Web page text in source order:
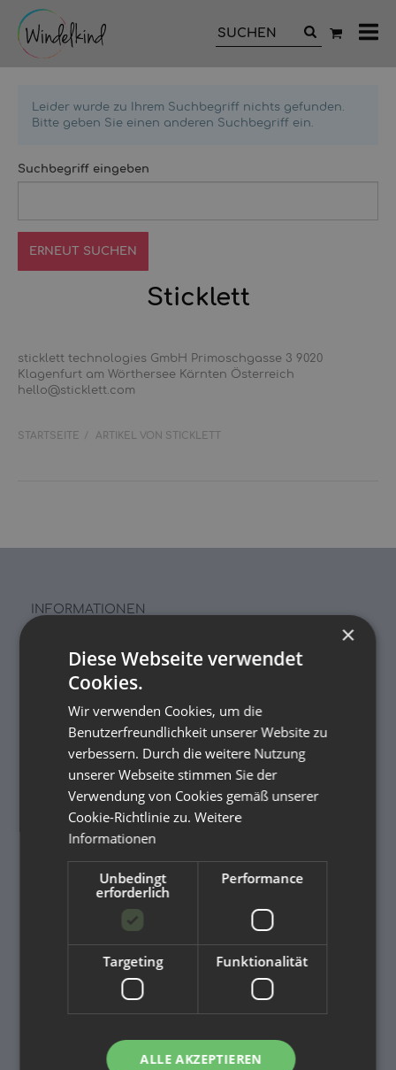
Leider wurde zu Ihrem Suchbegriff nichts gefunden.
Bitte geben Sie einen anderen Suchbegriff ein.
Suchbegriff eingeben
Sticklett
sticklett technologies GmbH Primoschgasse 3 9020
Klagenfurt am Wörthersee Kärnten Österreich
hello@sticklett.com
STARTSEITE ARTIKEL VON STICKLETT
INFORMATIONEN
Stoffwindelwoche 2025
Über uns
Kontakt
Zahlung
Versandinformationen
Newsletter
GESETZLICHE INFORMATIONEN
Widerrufsrecht
×
Diese Webseite verwendet
Cookies.
Wir verwenden Cookies, um die
Benutzerfreundlichkeit unserer Website zu
verbessern. Durch die weitere Nutzung
unserer Webseite stimmen Sie der
Verwendung von Cookies gemäß unserer
Cookie-Richtlinie zu.Weitere
Informationen
Unbedingt
erforderlich
Performance
Targeting Funktionalität
ALLE AKZEPTIEREN